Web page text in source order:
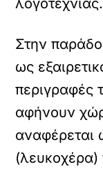
Στην
ως
περιγραφές
αφήνουν
αναφέρεται
(λευκοχέρα)